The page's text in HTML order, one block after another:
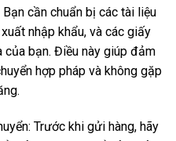
cần chuẩn bị các tài liệu
nhập khẩu, và các giấy
của bạn. Điều này giúp đảm
hợp pháp và không gặp
Trước khi gửi hàng, hãy